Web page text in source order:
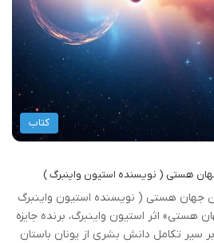
کتاب
هستی ( نویسنده استیون واینبرگ )
جهان هستی ( نویسنده استیون واینبرگ
هستی» اثر استیون واینبرگ، برنده جایزه
سیر تکامل دانش بشری از یونان باستان